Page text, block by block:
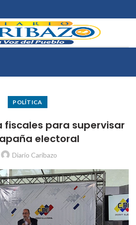
POLÍTICA
fiscales para supervisar
electoral
Diario Caribazo